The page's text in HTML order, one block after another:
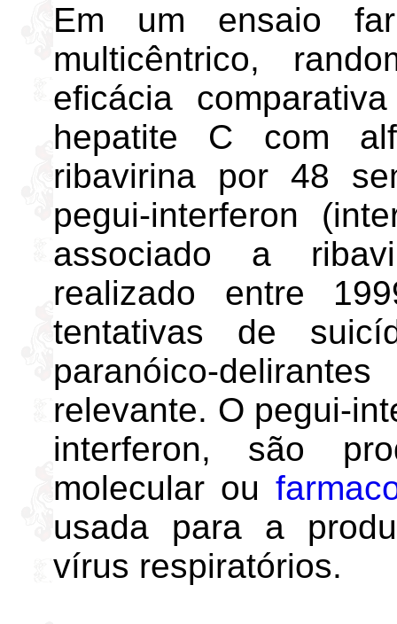
Em um ensaio
multicêntrico,
eficácia
hepatite C com
ribavirina por 48
pegui-interferon
associado a
realizado entre
tentativas de
paranóico-
relevante. O pegui-
interferon, são
molecular ou
usada para a
vírus respiratórios.